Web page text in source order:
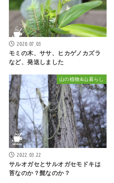
2020.07.03
モミの木、ササ、ヒカゲノカズラ
など、発送しました
山の植物&山暮らし
2022.03.22
サルオガセとサルオガセモドキは
苔なのか？髭なのか？